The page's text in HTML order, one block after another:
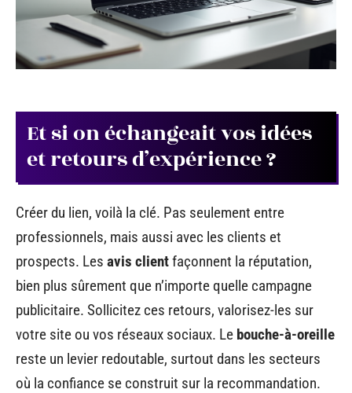
Et si on échangeait vos idées
et retours d’expérience ?
Créer du lien, voilà la clé. Pas seulement entre
professionnels, mais aussi avec les clients et
prospects. Les avis clientfaçonnent la réputation,
bien plus sûrement que n’importe quelle campagne
publicitaire. Sollicitez ces retours, valorisez-les sur
votre site ou vos réseaux sociaux. Le bouche-à-oreille
reste un levier redoutable, surtout dans les secteurs
où la confiance se construit sur la recommandation.